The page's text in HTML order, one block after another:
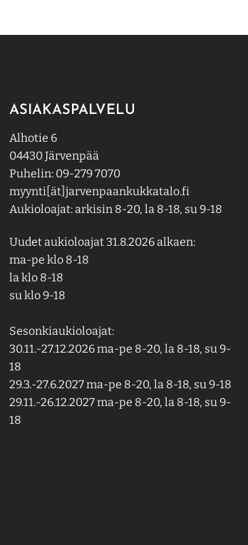
ASIAKASPALVELU
Alhotie 6
04430 Järvenpää
Puhelin: 09-279 7070
myynti[ät]jarvenpaankukkatalo.fi
Aukioloajat: arkisin 8-20, la 8-18, su 9-18
Uudet aukioloajat 31.8.2026 alkaen:
ma-pe klo 8-18
la klo 8-18
su klo 9-18
Sesonkiaukioloajat:
30.11.-27.12.2026 ma-pe 8-20, la 8-18, su 9-
18
29.3.-27.6.2027 ma-pe 8-20, la 8-18, su 9-18
29.11.-26.12.2027 ma-pe 8-20, la 8-18, su 9-
18